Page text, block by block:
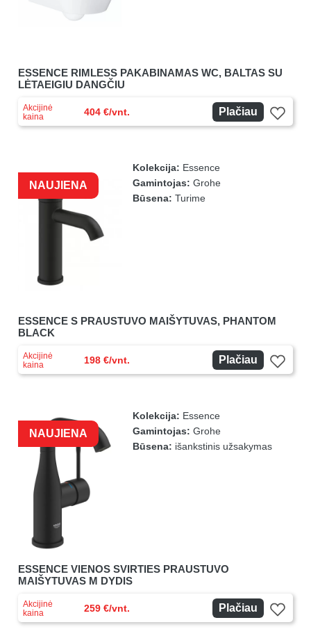
ESSENCE RIMLESS PAKABINAMAS WC, BALTAS SU
LĖTAEIGIU DANGČIU
Akcijinė
kaina
404 €/vnt. Plačiau
NAUJIENA
Kolekcija: Essence
Gamintojas: Grohe
Būsena: Turime
ESSENCE S PRAUSTUVO MAIŠYTUVAS, PHANTOM
BLACK
Akcijinė
kaina
198 €/vnt. Plačiau
NAUJIENA
Kolekcija: Essence
Gamintojas: Grohe
Būsena: išankstinis užsakymas
ESSENCE VIENOS SVIRTIES PRAUSTUVO
MAIŠYTUVAS M DYDIS
Akcijinė
kaina
259 €/vnt. Plačiau